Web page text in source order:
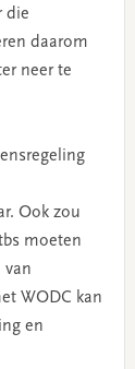
die
daarom
neer te
Ook zou
moeten
van
WODC kan
en